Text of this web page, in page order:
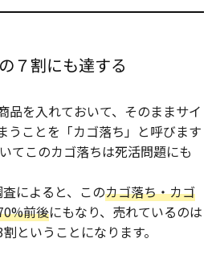
７割にも達する
品を入れておいて、そのままサイ
うことを「カゴ落ち」と呼びます
てこのカゴ落ちは死活問題にも
によると、このカゴ落ち・カゴ
前後にもなり、売れているのは
ということになります。